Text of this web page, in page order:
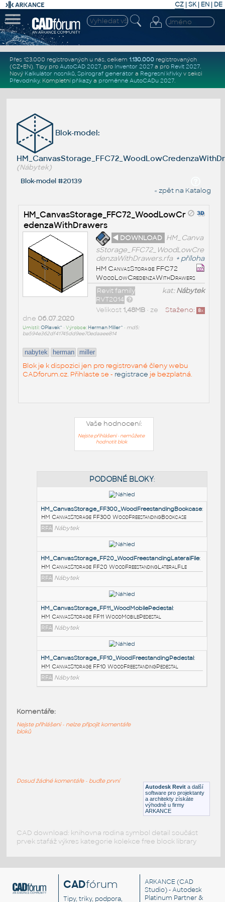
CZ | SK| EN | DE
Přes 123.000 registrovaných u nás, celkem 1.130.000registrovaných
(CZ+EN). Tipy pro AutoCAD 2027, pro Inventor 2027a pro Revit 2027.
Nový Kalkulátor nosníků, Spirograf generátor a Regresní křivkyv sekci
Převodníky. Kompletní příkazya proměnné AutoCADu 2027.
Blok-model:
(Nábytek)
Blok-model #20139
« zpět na Katalog
HM_CanvasStorage_FFC72_WoodLowCr
edenzaWithDrawers
◄ DOWNLOAD HM_Canva
sStorage_FFC72_WoodLowCre
denzaWithDrawers.rfa + příloha
HM CanvasStorage FFC72
WoodLowCredenzaWithDrawers
kat:Nábytek
Revit family
RVT2014
Staženo: 8x
Velikost 1,48MB• ze
dne 06.07.2020
Umístil:OPlavek^ • Výrobce: Herman Miller^ • md5:
ba594e362df41745dd9ee70edaaee814
nabytek herman miller
Blok je k dispozici jen pro registrované členy webu
CADforum.cz. Přihlaste se - registrace je bezplatná.
Vaše hodnocení:
Nejste přihlášeni - nemůžete
hodnotit blok
PODOBNÉ BLOKY:
HM CanvasStorage FF300 WoodFreestandingBookcase
RFA Nábytek
HM CanvasStorage FF20 WoodFreestandingLateralFile
RFA Nábytek
HM_CanvasStorage_FF11_WoodMobilePedestal
HM CanvasStorage FF11 WoodMobilePedestal
HM CanvasStorage FF10 WoodFreestandingPedestal
Autodesk Revit a další
software pro projektanty
a architekty získáte
výhodně u firmy
ARKANCE
Komentáře:
Nejste přihlášeni - nelze připojit komentáře
bloků
Dosud žádné komentáře - buďte první
CAD download: knihovna rodina symbol detail součást
prvek stafáž výkres kategorie kolekce free block library
CADfórum
Tipy, triky, podpora,
ARKANCE (CAD
Studio) - Autodesk
Platinum Partner &